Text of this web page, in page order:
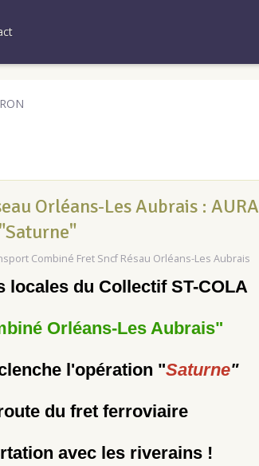
Orléans-Les Aubrais : AURA
Combiné Fret Sncf Résau Orléans-Les Aubrais
locales du Collectif ST-COLA
Orléans-Les Aubrais"
l'opération "Saturne"
du fret ferroviaire
avec les riverains !